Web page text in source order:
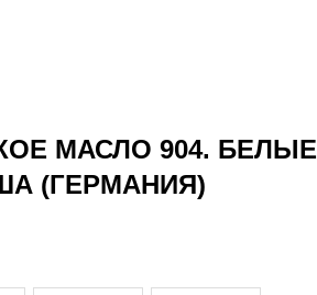
МАСЛО 904. БЕЛЫЕ
(ГЕРМАНИЯ)